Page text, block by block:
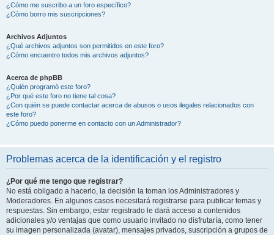
¿Cómo me suscribo a un foro específico?
¿Cómo borro mis suscripciones?
Archivos Adjuntos
¿Qué archivos adjuntos son permitidos en este foro?
¿Cómo encuentro todos mis archivos adjuntos?
Acerca de phpBB
¿Quién programó este foro?
¿Por qué este foro no tiene tal cosa?
¿Con quién se puede contactar acerca de abusos o usos ilegales relacionados con
este foro?
¿Cómo puedo ponerme en contacto con un Administrador?
Problemas acerca de la identificación y el registro
¿Por qué me tengo que registrar?
No está obligado a hacerlo, la decisión la toman los Administradores y
Moderadores. En algunos casos necesitará registrarse para publicar temas y
respuestas. Sin embargo, estar registrado le dará acceso a contenidos
adicionales y/o ventajas que como usuario invitado no disfrutaría, como tener
su imagen personalizada (avatar), mensajes privados, suscripción a grupos de